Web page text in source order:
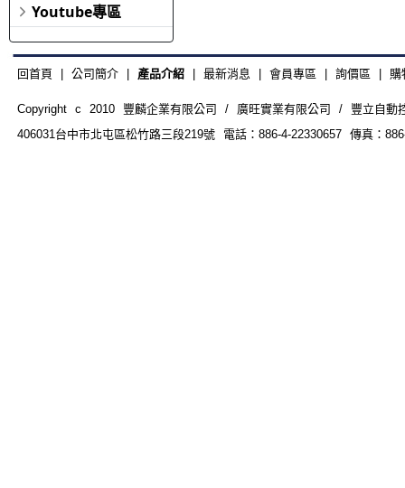
Youtube專區
回首頁 公司簡介| 產品介紹| 最新消息 會員專區 詢價區 購
Copyright c 2010 豐麟企業有限公司 / 廣旺實業有限公司 / 豐立自動
406031台中市北屯區松竹路三段219號 電話：886-4-22330657 傳真：